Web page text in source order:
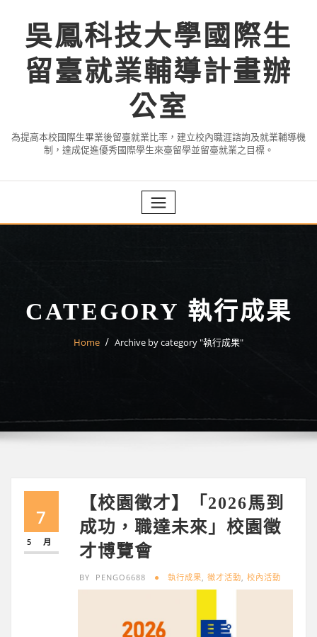
content吳鳳科技大學國際生
留臺就業輔導計畫辦
公室
為提高本校國際生畢業後留臺就業比率，建立校內職涯諮詢及就業輔導機
制，達成促進優秀國際學生來臺留學並留臺就業之目標。
CATEGORY 執行成果
Home Archive by category "執行成果"
7
5 月
【校園徵才】「2026馬到
成功，職達未來」校園徵
才博覽會
BY PENGO6688 執行成果, 徵才活動, 校內活動